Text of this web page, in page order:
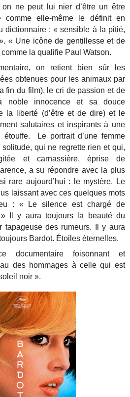
ne peut lui nier d’être un être
comme elle-même le définit en
dictionnaire : « sensible à la pitié,
« Une icône de gentillesse et de
la qualifie Paul Watson.
on retient bien sûr les
obtenues pour les animaux par
fin du film), le cri de passion et de
noble innocence et sa douce
la liberté (d’être et de dire) et le
salutaires et inspirants à une
Le portrait d’une femme
qui ne regrette rien et qui,
et carnassière, éprise de
a su répondre avec la plus
rare aujourd’hui : le mystère. Le
laissant avec ces quelques mots
: « Le silence est chargé de
» Il y aura toujours la beauté du
des rumeurs. Il y aura
Bardot. Étoiles éternelles.
documentaire foisonnant et
des hommages à celle qui est
noir ».